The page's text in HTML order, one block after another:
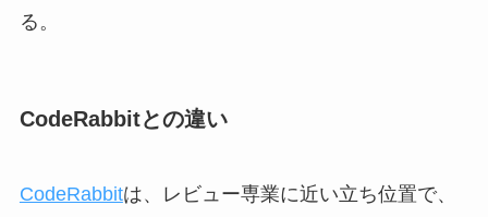
る。
CodeRabbitとの違い
CodeRabbitは、レビュー専業に近い立ち位置で、